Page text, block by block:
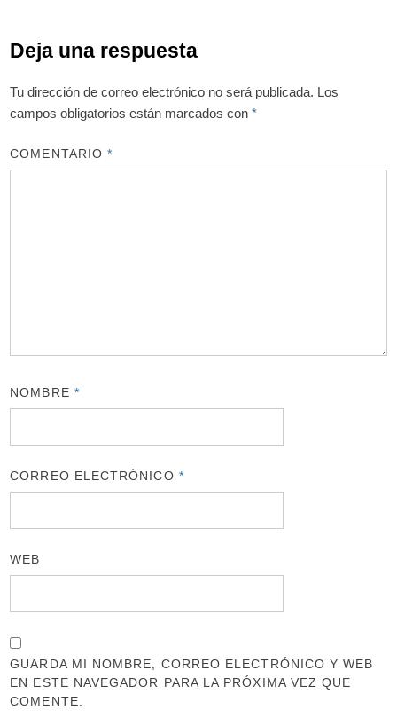
Deja una respuesta
Tu dirección de correo electrónico no será publicada. Los
campos obligatorios están marcados con*
COMENTARIO*
NOMBRE *
CORREO ELECTRÓNICO *
WEB
GUARDA MI NOMBRE, CORREO ELECTRÓNICO Y WEB
EN ESTE NAVEGADOR PARA LA PRÓXIMA VEZ QUE
COMENTE.